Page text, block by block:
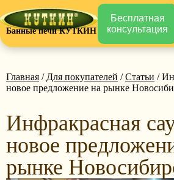
Банные печи КУТКИН
Бесплатная
консультация
Главная / Для покупателей /Статьи /
новое предложение на рынке
Инфракрасная
новое
рынке